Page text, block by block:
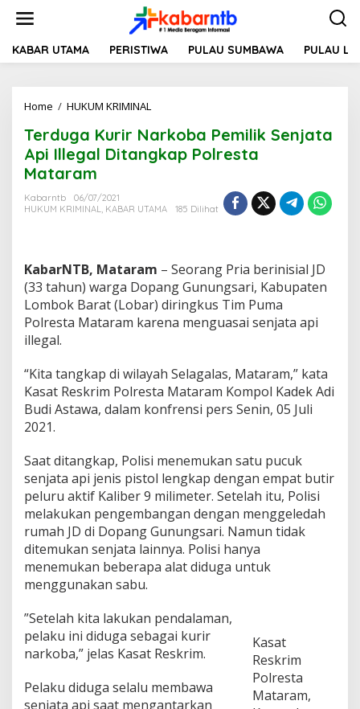
t
KABAR UTAMA PERISTIWA PULAU SUMBAWA PULAU
Home / HUKUM KRIMINAL
r
d
u
K
r
a
r
k
P
e
m
i
k
S
e
n
j
a
t
a
l
g
a
Terduga Kurir Narkoba Pemilik Senjata
Api Illegal Ditangkap Polresta
Mataram
Kabarntb
06/07/2021
HUKUM KRIMINAL, KABAR UTAMA 185 Dilihat
KabarNTB, Mataram – Seorang Pria berinisial JD
(33 tahun) warga Dopang Gunungsari, Kabupaten
Lombok Barat (Lobar) diringkus Tim Puma
Polresta Mataram karena menguasai senjata api
illegal.
“Kita tangkap di wilayah Selagalas, Mataram,” kata
Kasat Reskrim Polresta Mataram Kompol Kadek Adi
Budi Astawa, dalam konfrensi pers Senin, 05 Juli
2021.
Saat ditangkap, Polisi menemukan satu pucuk
senjata api jenis pistol lengkap dengan empat butir
peluru aktif Kaliber 9 milimeter. Setelah itu, Polisi
melakukan pengembangan dengan menggeledah
rumah JD di Dopang Gunungsari. Namun tidak
ditemukan senjata lainnya. Polisi hanya
menemukan beberapa alat diduga untuk
menggunakan sabu.
Kasat
Reskrim
Polresta
Mataram,
”Setelah kita lakukan pendalaman,
pelaku ini diduga sebagai kurir
narkoba,” jelas Kasat Reskrim.
Pelaku diduga selalu membawa
senjata api saat mengantarkan